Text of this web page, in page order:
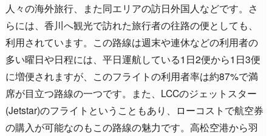
人々の海外旅行、また同エリアの訪日外国人などです。さ
らには、香川へ観光で訪れた旅行者の往路の便としても、
利用されています。この路線は週末や連休などの利用者の
多い曜日や日程には、平日運航している1日2便から1日3便
に増便されますが、このフライトの利用者率は約87%で満
席が目立つ路線の一つです。また、LCCのジェットスター
(Jetstar)のフライトということもあり、ローコストで航空券
の購入が可能なのもこの路線の魅力です。高松空港から羽